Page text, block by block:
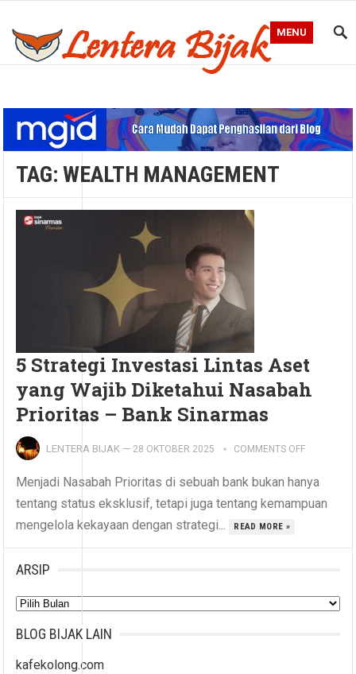
MENU
TAG:WEALTH MANAGEMENT
5 Strategi Investasi Lintas Aset
yang Wajib Diketahui Nasabah
Prioritas – Bank Sinarmas
LENTERA BIJAK — 28 OKTOBER 2025 COMMENTS OFF
Menjadi Nasabah Prioritas di sebuah bank bukan hanya
tentang status eksklusif, tetapi juga tentang kemampuan
mengelola kekayaan dengan strategi...
READ MORE »
ARSIP
Arsip
BLOG BIJAK LAIN
kafekolong.com